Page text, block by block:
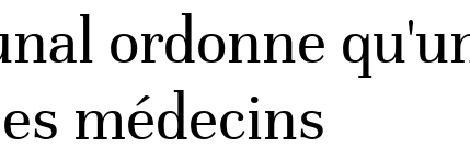
ordonne
médecins